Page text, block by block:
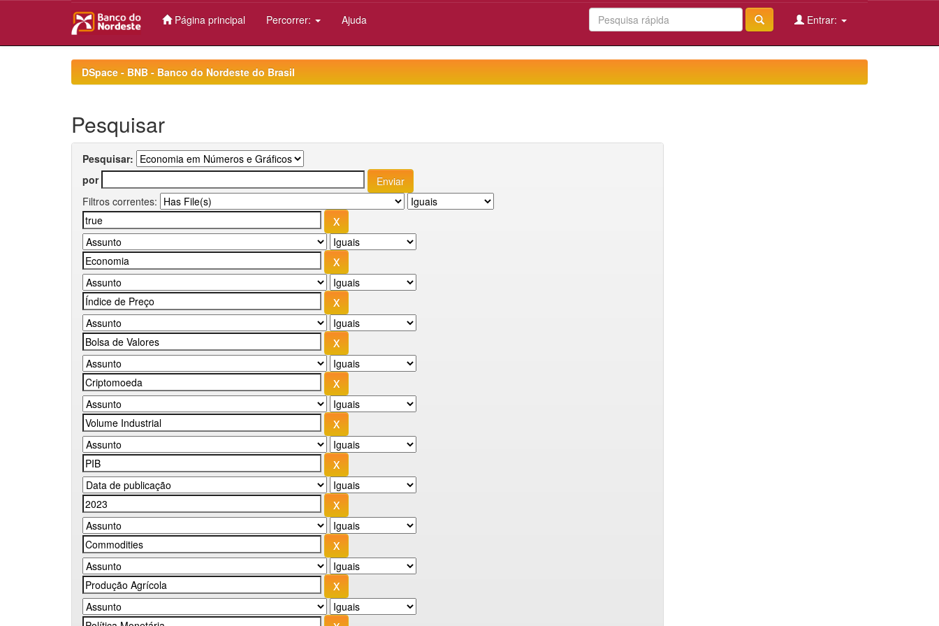
Página principal Percorrer: Ajuda Entrar:
DSpace - BNB - Banco do Nordeste do Brasil
Pesquisar
Pesquisar:
por
Filtros correntes: